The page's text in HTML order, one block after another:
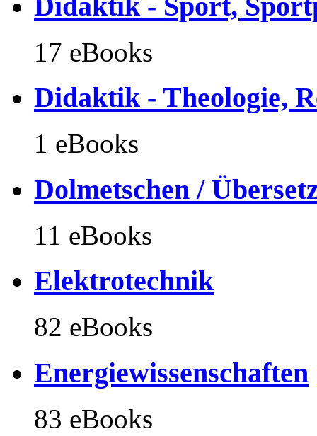
17 eBooks
Didaktik - Theologie,
1 eBooks
Dolmetschen /
11 eBooks
Elektrotechnik
82 eBooks
Energiewissenschaften
83 eBooks